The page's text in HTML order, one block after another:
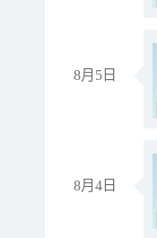
8月5日
8月4日